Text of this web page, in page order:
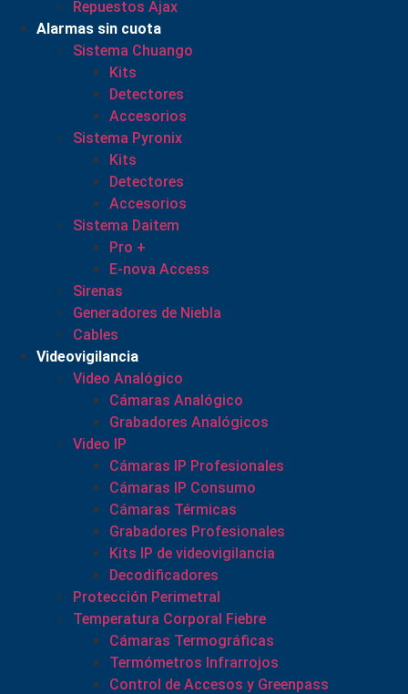
Repuestos Ajax
Alarmas sin cuota
Sistema Chuango
Kits
Detectores
Accesorios
Sistema Pyronix
Kits
Detectores
Accesorios
Sistema Daitem
Pro +
E-nova Access
Sirenas
Generadores de Niebla
Cables
Videovigilancia
Video Analógico
Cámaras Analógico
Grabadores Analógicos
Video IP
Cámaras IP Profesionales
Cámaras IP Consumo
Cámaras Térmicas
Grabadores Profesionales
Kits IP de videovigilancia
Decodificadores
Protección Perimetral
Temperatura Corporal Fiebre
Cámaras Termográficas
Termómetros Infrarrojos
Control de Accesos y Greenpass